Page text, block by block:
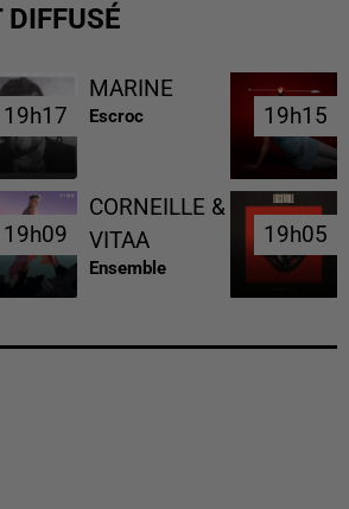
19h17
19h17
MARINE
Escroc 19h15
19h15
19h09
19h09
CORNEILLE &
VITAA
Ensemble
19h05
19h05